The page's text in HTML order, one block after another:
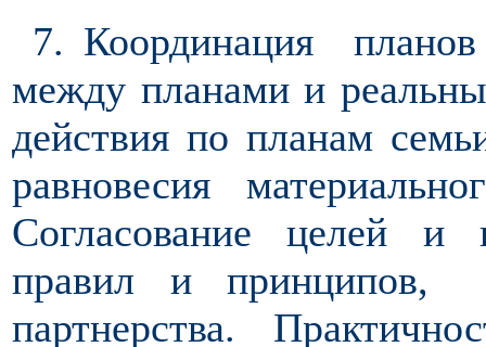
7. Координация
между планами и
действия по планам
равновесия
Согласование целей и
правил и принципов,
партнерства.